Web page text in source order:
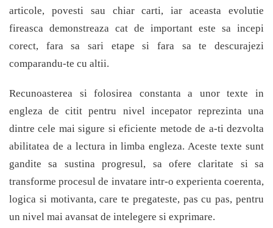
articole, povesti sau chiar carti, iar aceasta evolutie
fireasca demonstreaza cat de important este sa incepi
corect, fara sa sari etape si fara sa te descurajezi
comparandu-te cu altii.
Recunoasterea si folosirea constanta a unor texte in
engleza de citit pentru nivel incepator reprezinta una
dintre cele mai sigure si eficiente metode de a-ti dezvolta
abilitatea de a lectura in limba engleza. Aceste texte sunt
gandite sa sustina progresul, sa ofere claritate si sa
transforme procesul de invatare intr-o experienta coerenta,
logica si motivanta, care te pregateste, pas cu pas, pentru
un nivel mai avansat de intelegere si exprimare.